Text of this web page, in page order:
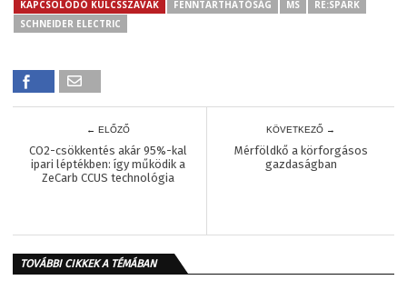
KAPCSOLÓDÓ KULCSSZAVAK FENNTARTHATÓSÁG MS
RE:SPARK
SCHNEIDER ELECTRIC
← ELŐZŐ
CO2-csökkentés akár 95%-kal
ipari léptékben: így működik a
ZeCarb CCUS technológia
KÖVETKEZŐ →
Mérföldkő a körforgásos
gazdaságban
TOVÁBBI CIKKEK A TÉMÁBAN